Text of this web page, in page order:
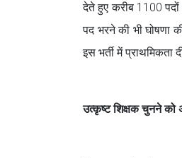
देते हुए करीब 1100
पद भरने की भी घोषणा
इस भर्ती में प्राथमिकता
उत्कृष्ट शिक्षक चुनने को